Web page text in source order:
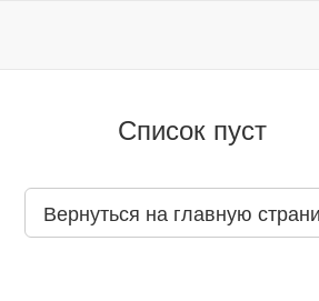
Список пуст
Вернуться на главную